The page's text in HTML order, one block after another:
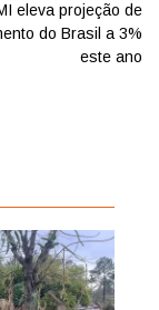
eleva projeção de
do Brasil a 3%
este ano